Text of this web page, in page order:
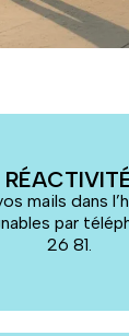
mails dans
par
26 81.